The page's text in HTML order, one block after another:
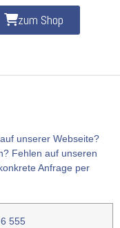
zum Shop
unserer Webseite?
Fehlen auf unseren
Anfrage per
555